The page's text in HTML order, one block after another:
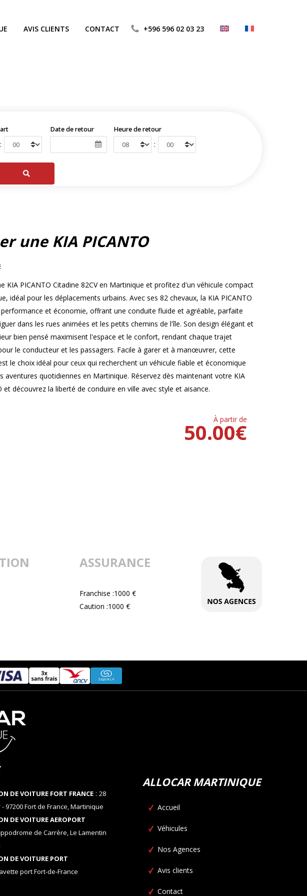
AVIS CLIENTS CONTACT +596 596 02 03 23
:
Date de retour Heure de retour
:
une KIA PICANTO
KIA PICANTO Citadine 82CV en Martinique et profitez d'un véhicule compact
idéal pour les déplacements urbains. Avec ses 82 chevaux, la KIA PICANTO
et économie, offrant une conduite fluide et agréable, parfaite
dans les rues animées et les petits chemins de l'île. Son design élégant et
bien pensé maximisent l'espace et le confort, rendant chaque trajet
le conducteur et les passagers. Facile à garer et à manœuvrer, cette
le choix idéal pour ceux qui recherchent un véhicule fiable et économique
aventures quotidiennes en Martinique. Réservez dès maintenant votre KIA
et découvrez la liberté de conduire en ville avec style et aisance.
À partir de
€
50.00
ASSURANCE
Franchise :1000 €
Caution :1000 €
DE VOITURE FORT FRANCE: 28
97200 Fort de France, Martinique
DE VOITURE AEROPORT
de Carrère, Le Lamentin
DE VOITURE PORT
port Fort-de-France
ALLOCAR MARTINIQUE
Accueil
Véhicules
Nos Agences
Avis clients
Contact